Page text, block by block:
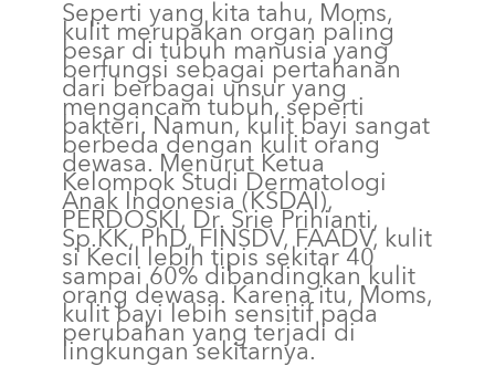
Seperti yang kita tahu, Moms,
kulit merupakan organ paling
besar di tubuh manusia yang
berfungsi sebagai pertahanan
dari berbagai unsur yang
mengancam tubuh, seperti
bakteri. Namun, kulit bayi sangat
berbeda dengan kulit orang
dewasa. Menurut Ketua
Kelompok Studi Dermatologi
Anak Indonesia (KSDAI),
PERDOSKI, Dr. Srie Prihianti,
Sp.KK, PhD, FINSDV, FAADV, kulit
si Kecil lebih tipis sekitar 40
sampai 60% dibandingkan kulit
orang dewasa. Karena itu, Moms,
kulit bayi lebih sensitif pada
perubahan yang terjadi di
lingkungan sekitarnya.